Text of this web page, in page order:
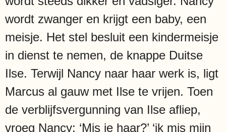
wordt zwanger en krijgt een baby, een
meisje. Het stel besluit een kindermeisje
in dienst te nemen, de knappe Duitse
Ilse. Terwijl Nancy naar haar werk is, ligt
Marcus al gauw met Ilse te vrijen. Toen
de verblijfsvergunning van Ilse afliep,
vroeg Nancy: ‘Mis je haar?’ ‘ik mis mijn